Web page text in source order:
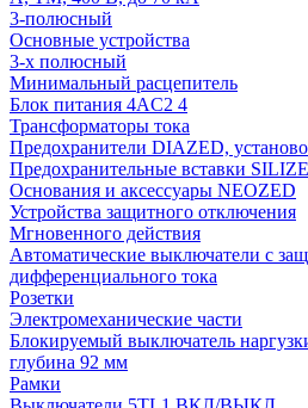
3-полюсный
Основные устройства
3-х полюсный
Минимальный расцепитель
Блок питания 4AC2 4
Трансформаторы тока
Предохранители DIAZED,
Предохранительные вставки
Основания и аксессуары NEOZED
Устройства защитного отключения
Мгновенного действия
Автоматические выключатели с
дифференциального тока
Розетки
Электромеханические части
Блокируемый выключатель
глубина 92 мм
Рамки